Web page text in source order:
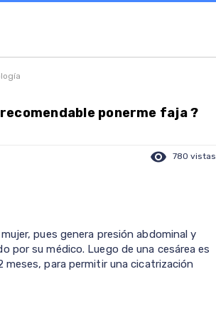
ponerme faja ?
visibility 780 vistas
pues genera presión abdominal y
por su médico. Luego de una cesárea es
meses, para permitir una cicatrización